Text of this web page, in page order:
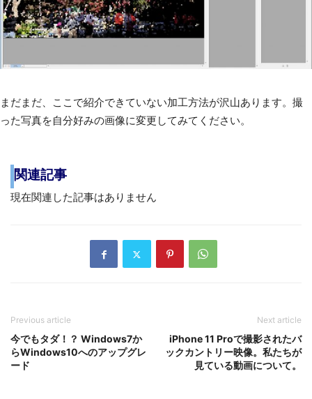
まだまだ、ここで紹介できていない加工方法が沢山あります。撮
った写真を自分好みの画像に変更してみてください。
関連記事
現在関連した記事はありません
Previous article
今でもタダ！？ Windows7か
らWindows10へのアップグレ
ード
Next article
iPhone 11 Proで撮影されたバ
ックカントリー映像。私たちが
見ている動画について。